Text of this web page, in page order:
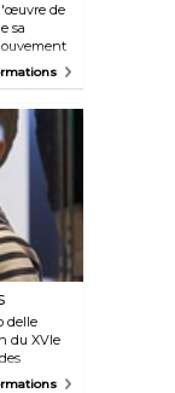
de
sa
les
delle
du XVIe
des